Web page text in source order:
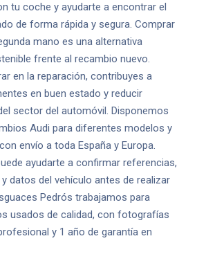
tu coche y ayudarte a encontrar el
de forma rápida y segura. Comprar
mano es una alternativa
frente al recambio nuevo.
en la reparación, contribuyes a
en buen estado y reducir
sector del automóvil. Disponemos
Audi para diferentes modelos y
envío a toda España y Europa.
ayudarte a confirmar referencias,
datos del vehículo antes de realizar
Pedrós trabajamos para
usados de calidad, con fotografías
y 1 año de garantía en